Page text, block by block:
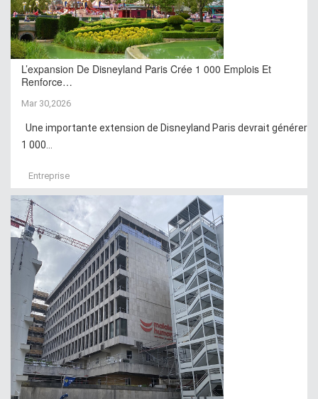
L’expansion De Disneyland Paris Crée 1 000 Emplois Et
Renforce…
Mar 30,2026
Une importante extension de Disneyland Paris devrait générer
1 000...
Entreprise